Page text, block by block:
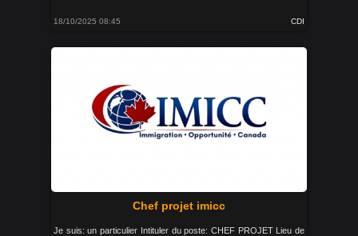
18/10/2025 08:45 CDI
Chef projet imicc
Je suis: un particulier Intituler du poste: CHEF PROJET Lieu de